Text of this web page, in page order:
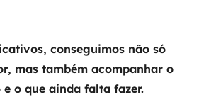
conseguimos não só
mas também acompanhar o
o que ainda falta fazer.